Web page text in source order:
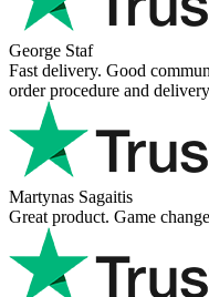
George Staf
Fast delivery. Good
order procedure and
Martynas Sagaitis
Great product. Game